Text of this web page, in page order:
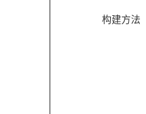
构建方法